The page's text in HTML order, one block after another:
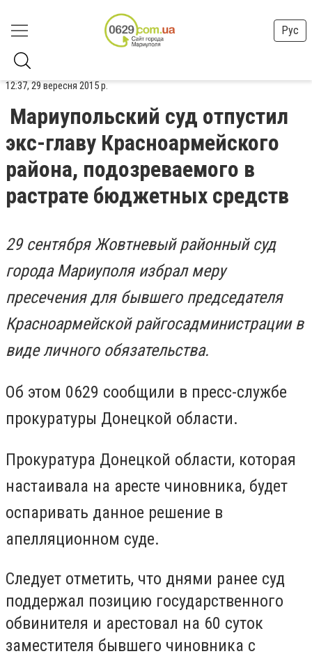
Рус
12:37, 29 вересня 2015 р.
Мариупольский суд отпустил
экс-главу Красноармейского
района, подозреваемого в
растрате бюджетных средств
29 сентября Жовтневый районный суд
города Мариуполя избрал меру
пресечения для бывшего председателя
Красноармейской райгосадминистрации в
виде личного обязательства.
Об этом 0629 сообщили в пресс-службе
прокуратуры Донецкой области.
Прокуратура Донецкой области, которая
настаивала на аресте чиновника, будет
оспаривать данное решение в
апелляционном суде.
Следует отметить, что днями ранее суд
поддержал позицию государственного
обвинителя и арестовал на 60 суток
заместителя бывшего чиновника с